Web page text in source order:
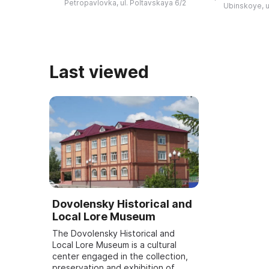
Petropavlovka, ul. Poltavskaya 6/2
школе 1958
Ubinskoye,
Last viewed
Dovolensky Historical and
Local Lore Museum
The Dovolensky Historical and
Local Lore Museum is a cultural
center engaged in the collection,